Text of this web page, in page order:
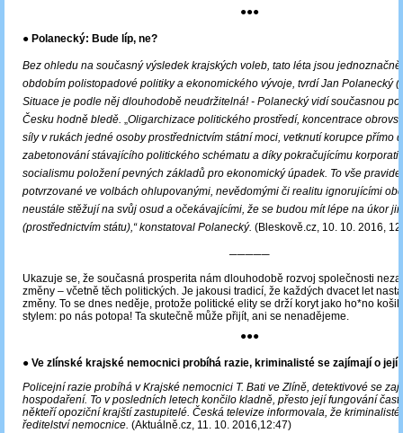
●●●
● Polanecký: Bude líp, ne?
Bez ohledu na současný výsledek krajských voleb, tato léta jsou
obdobím polistopadové politiky a ekonomického vývoje, tvrdí Jan Polanecký
Situace je podle něj dlouhodobě neudržitelná! - Polanecký vidí současnou
Česku hodně bledě. „Oligarchizace politického prostředí, koncentrace
síly v rukách jedné osoby prostřednictvím státní moci, vetknutí korupce přímo
zabetonování stávajícího politického schématu a díky pokračujícímu
socialismu položení pevných základů pro ekonomický úpadek. To vše
potvrzované ve volbách ohlupovanými, nevědomými či realitu ignorujícími
neustále stěžují na svůj osud a očekávajícími, že se budou mít lépe na úkor
(prostřednictvím státu),“ konstatoval Polanecký. (Bleskově.cz, 10. 10. 2016,
─────
Ukazuje se, že současná prosperita nám dlouhodobě rozvoj společnosti
změny – včetně těch politických. Je jakousi tradicí, že každých dvacet let
změny. To se dnes neděje, protože politické elity se drží koryt jako ho*no
stylem: po nás potopa! Ta skutečně může přijít, ani se nenadějeme.
●●●
● Ve zlínské krajské nemocnici probíhá razie, kriminalisté se zajímají o její
Policejní razie probíhá v Krajské nemocnici T. Bati ve Zlíně, detektivové se
hospodaření. To v posledních letech končilo kladně, přesto její fungování
někteří opoziční krajští zastupitelé. Česká televize informovala, že
ředitelství nemocnice. (Aktuálně.cz, 11. 10. 2016,12:47)